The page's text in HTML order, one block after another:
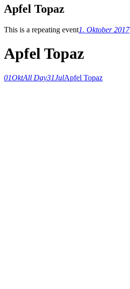
Apfel Topaz
This is a repeating event1. Oktober 2017
Apfel Topaz
01OktAll Day31JulApfel Topaz